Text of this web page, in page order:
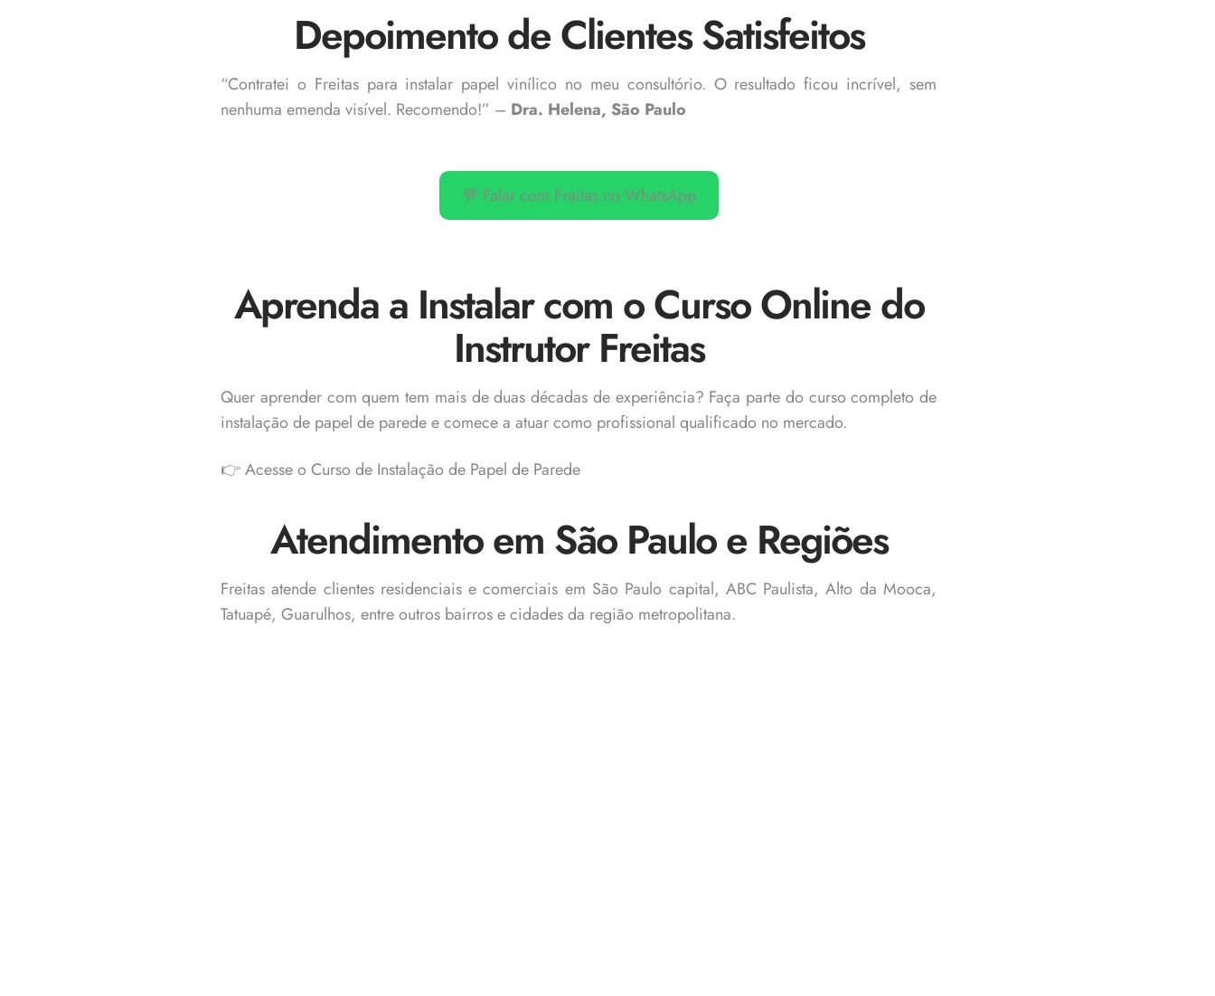
Depoimento de Clientes Satisfeitos
“Contratei o Freitas para instalar papel vinílico no meu consultório. O resultado ficou incrível, sem
nenhuma emenda visível. Recomendo!” – Dra. Helena, São Paulo
💬 Falar com Freitas no WhatsApp
Aprenda a Instalar com o Curso Online do
Instrutor Freitas
Quer aprender com quem tem mais de duas décadas de experiência? Faça parte do curso completo de
instalação de papel de parede e comece a atuar como profissional qualificado no mercado.
👉 Acesse o Curso de Instalação de Papel de Parede
Atendimento em São Paulo e Regiões
Freitas atende clientes residenciais e comerciais em São Paulo capital, ABC Paulista, Alto da Mooca,
Tatuapé, Guarulhos, entre outros bairros e cidades da região metropolitana.